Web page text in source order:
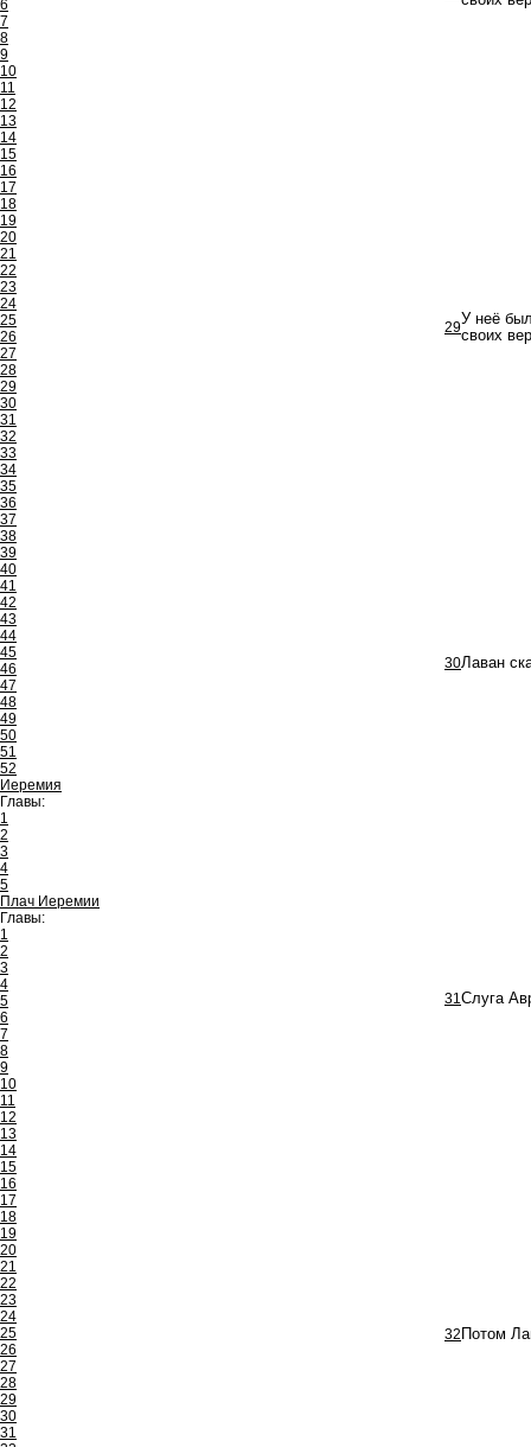
6
7
8
9
10
11
12
13
14
15
16
17
18
19
20
21
22
23
24
25
26
27
28
29
30
31
32
33
34
35
36
37
38
39
40
41
42
43
44
45
46
47
48
49
50
51
52
Иеремия
Главы:
1
2
3
4
5
Плач Иеремии
Главы:
1
2
3
4
5
6
7
8
9
10
11
12
13
14
15
16
17
18
19
20
21
22
23
24
25
26
27
28
29
30
31
29У неё
своих
30Лаван
31Слуга
32 Потом